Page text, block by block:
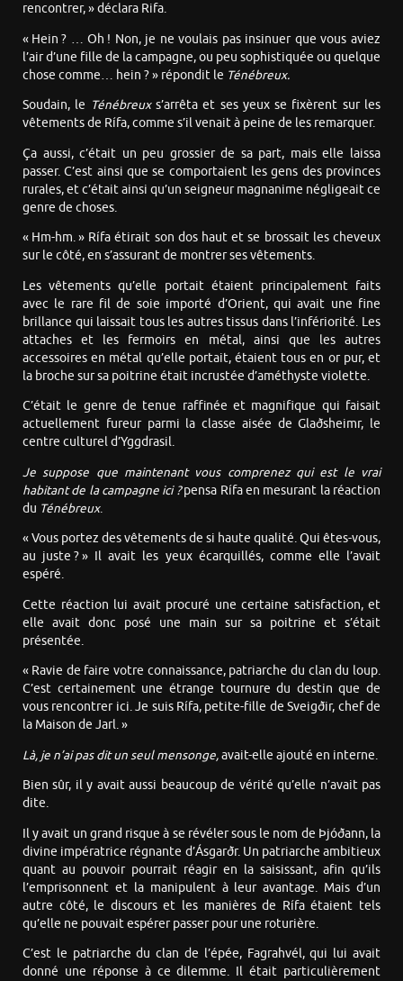
rencontrer, » déclara Rifa.
« Hein ? … Oh ! Non, je ne voulais pas insinuer que vous aviez
l’air d’une fille de la campagne, ou peu sophistiquée ou quelque
chose comme… hein ? » répondit le Ténébreux.
Soudain, le Ténébreuxs’arrêta et ses yeux se fixèrent sur les
vêtements de Rífa, comme s’il venait à peine de les remarquer.
Ça aussi, c’était un peu grossier de sa part, mais elle laissa
passer. C’est ainsi que se comportaient les gens des provinces
rurales, et c’était ainsi qu’un seigneur magnanime négligeait ce
genre de choses.
« Hm-hm. » Rífa étirait son dos haut et se brossait les cheveux
sur le côté, en s’assurant de montrer ses vêtements.
Les vêtements qu’elle portait étaient principalement faits
avec le rare fil de soie importé d’Orient, qui avait une fine
brillance qui laissait tous les autres tissus dans l’infériorité. Les
attaches et les fermoirs en métal, ainsi que les autres
accessoires en métal qu’elle portait, étaient tous en or pur, et
la broche sur sa poitrine était incrustée d’améthyste violette.
C’était le genre de tenue raffinée et magnifique qui faisait
actuellement fureur parmi la classe aisée de Glaðsheimr, le
centre culturel d’Yggdrasil.
Je suppose que maintenant vous comprenez qui est le vrai
habitant de la campagne ici ?pensa Rífa en mesurant la réaction
du Ténébreux.
« Vous portez des vêtements de si haute qualité. Qui êtes-vous,
au juste ? » Il avait les yeux écarquillés, comme elle l’avait
espéré.
Cette réaction lui avait procuré une certaine satisfaction, et
elle avait donc posé une main sur sa poitrine et s’était
présentée.
« Ravie de faire votre connaissance, patriarche du clan du loup.
C’est certainement une étrange tournure du destin que de
vous rencontrer ici. Je suis Rífa, petite-fille de Sveigðir, chef de
la Maison de Jarl. »
Là, je n’ai pas dit un seul mensonge,avait-elle ajouté en interne.
Bien sûr, il y avait aussi beaucoup de vérité qu’elle n’avait pas
dite.
Il y avait un grand risque à se révéler sous le nom de Þjóðann, la
divine impératrice régnante d’Ásgarðr. Un patriarche ambitieux
quant au pouvoir pourrait réagir en la saisissant, afin qu’ils
l’emprisonnent et la manipulent à leur avantage. Mais d’un
autre côté, le discours et les manières de Rífa étaient tels
qu’elle ne pouvait espérer passer pour une roturière.
C’est le patriarche du clan de l’épée, Fagrahvél, qui lui avait
donné une réponse à ce dilemme. Il était particulièrement